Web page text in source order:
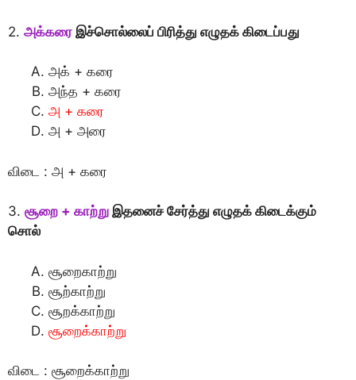
2. அக்கரை இச்சொல்லைப் பிரித்து எழுதக் கிடைப்பது
அக் + கரை
அந்த + கரை
அ + கரை
அ + அரை
விடை : அ + கரை
3. சூறை + காற்று இதனைச் சேர்த்து எழுதக் கிடைக்கும்
சொல்
சூறைகாற்று
சூற்காற்று
சூறக்காற்று
சூறைக்காற்று
விடை : சூறைக்காற்று